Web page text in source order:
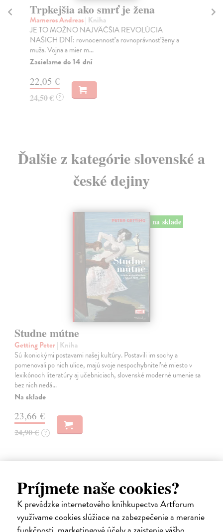
Príjmete naše cookies?
K prevádzke internetového kníhkupectva Artforum
využívame cookies slúžiace na zabezpečenie a meranie
Trpkejšia ako smrť je žena
Marneros Andreas| Kniha
JE TO MOŽNO NAJVÄČŠIA REVOLÚCIA
NAŠICH DNÍ: rovnocennosť a rovnoprávnosť ženy a
muža. Vojna a mier m...
Zasielame do 14 dní
22,05 €
24,50 € ?
Ďalšie z kategórie slovenské a
české dejiny
na sklade
Studne mútne
Getting Peter| Kniha
Sú ikonickými postavami našej kultúry. Postavili im sochy a
pomenovali po nich ulice, majú svoje nespochybniteľné miesto v
lexikónoch literatúry aj učebniciach, slovenské moderné umenie sa
bez nich nedá…
Na sklade
23,66 €
24,90 € ?